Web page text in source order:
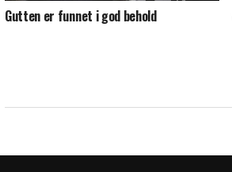
Gutten er funnet i god behold